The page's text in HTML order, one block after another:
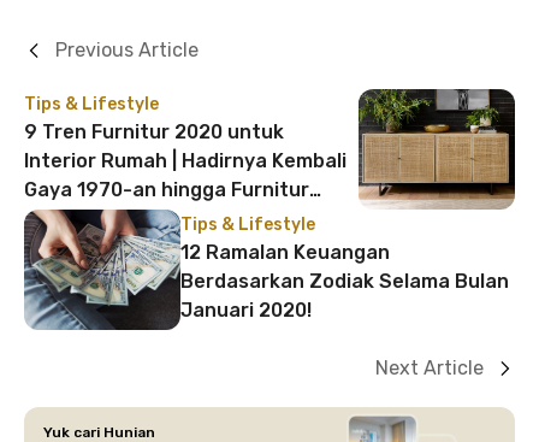
Tips & Lifestyle
9 Tren Furnitur 2020 untuk
Interior Rumah | Hadirnya Kembali
Gaya 1970-an hingga Furnitur
Multifungsi
Previous Article
Tips & Lifestyle
12 Ramalan Keuangan
Berdasarkan Zodiak Selama Bulan
Januari 2020!
Next Article
Yuk cari Hunian